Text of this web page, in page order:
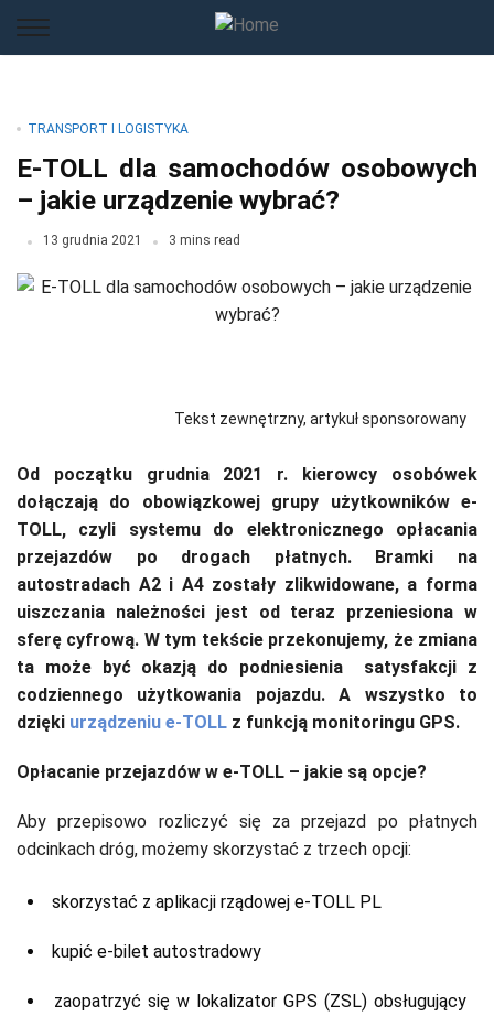
TRANSPORT I LOGISTYKA
E-TOLL dla samochodów osobowych
– jakie urządzenie wybrać?
13 grudnia 2021 3 mins read
Tekst zewnętrzny, artykuł sponsorowany
Od początku grudnia 2021 r. kierowcy osobówek
dołączają do obowiązkowej grupy użytkowników e-
TOLL, czyli systemu do elektronicznego opłacania
przejazdów po drogach płatnych. Bramki na
autostradach A2 i A4 zostały zlikwidowane, a forma
uiszczania należności jest od teraz przeniesiona w
sferę cyfrową. W tym tekście przekonujemy, że zmiana
ta może być okazją do podniesienia satysfakcji z
codziennego użytkowania pojazdu. A wszystko to
dzięki urządzeniu e-TOLL z funkcją monitoringu GPS.
Opłacanie przejazdów w e-TOLL – jakie są opcje?
Aby przepisowo rozliczyć się za przejazd po płatnych
odcinkach dróg, możemy skorzystać z trzech opcji:
skorzystać z aplikacji rządowej e-TOLL PL
kupić e-bilet autostradowy
zaopatrzyć się w lokalizator GPS (ZSL) obsługujący